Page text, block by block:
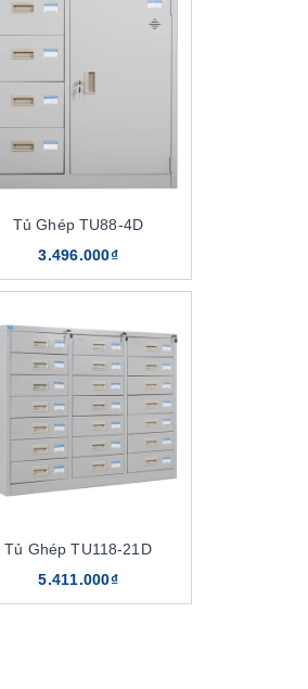
Tủ Ghép TU88-4D
3.496.000₫
Tủ Ghép TU118-21D
5.411.000₫